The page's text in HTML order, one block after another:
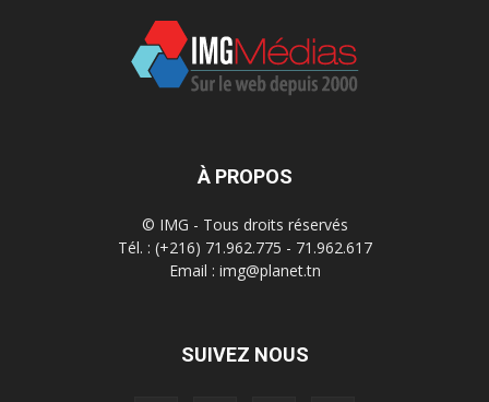
À PROPOS
© IMG - Tous droits réservés
Tél. : (+216) 71.962.775 - 71.962.617
Email : img@planet.tn
SUIVEZ NOUS